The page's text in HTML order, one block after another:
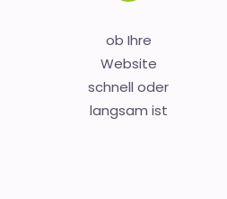
ob Ihre
Website
schnell oder
langsam ist